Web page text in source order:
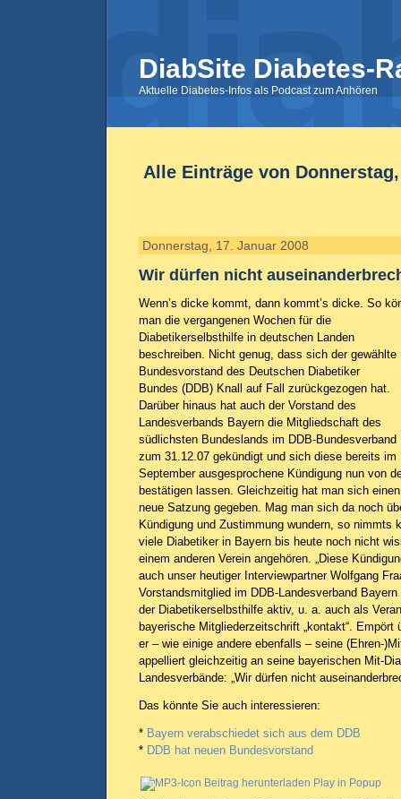
DiabSite Diabetes-
Aktuelle Diabetes-Infos als Podcast zum Anhören
Alle Einträge von
Donnerstag, 17. Januar 2008
Wir dürfen nicht
Wenn’s dicke kommt, dann kommt’s dicke. So
man die vergangenen Wochen für die
Diabetikerselbsthilfe in deutschen Landen
beschreiben. Nicht genug, dass sich der gewählte
Bundesvorstand des Deutschen Diabetiker
Bundes (DDB) Knall auf Fall zurückgezogen hat.
Darüber hinaus hat auch der Vorstand des
Landesverbands Bayern die Mitgliedschaft des
südlichsten Bundeslands im DDB-Bundesverband
zum 31.12.07 gekündigt und sich diese bereits im
September ausgesprochene Kündigung nun von
bestätigen lassen. Gleichzeitig hat man sich
neue Satzung gegeben. Mag man sich da noch
Kündigung und Zustimmung wundern, so nimmts
viele Diabetiker in Bayern bis heute noch nicht
einem anderen Verein angehören. „Diese
auch unser heutiger Interviewpartner Wolfgang
Vorstandsmitglied im DDB-Landesverband
der Diabetikerselbsthilfe aktiv, u. a. auch als
bayerische Mitgliederzeitschrift „kontakt“. Empört
er – wie einige andere ebenfalls – seine (Ehren-
appelliert gleichzeitig an seine bayerischen Mit-
Landesverbände: „Wir dürfen nicht
Das könnte Sie auch interessieren:
* Bayern verabschiedet sich aus dem DDB
* DDB hat neuen Bundesvorstand
Beitrag herunterladen Play in Popup